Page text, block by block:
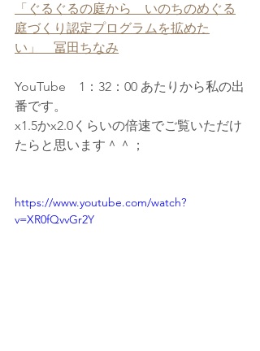
「ぐるぐるの庭から　いのちのめぐる
庭づくり認定プログラムを拡めた
い」　冨田ちなみ
YouTube　1：32：00 あたりから私の出
番です。
x1.5かx2.0くらいの倍速でご覧いただけ
たらと思います＾＾；
https://www.youtube.com/watch?
v=XR0fQvvGr2Y